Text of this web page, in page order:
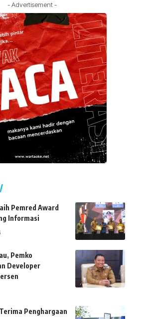
- Advertisement -
Pemred Award
Informasi
Pemko
Developer
Penghargaan